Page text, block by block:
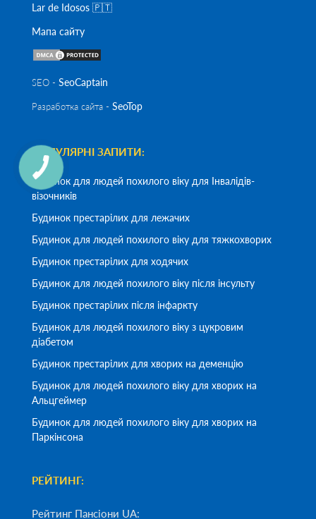
Lar de Idosos 🇵🇹
Мапа сайту
SEO - SeoСaptain
Разработка сайта - SeoTop
ПОПУЛЯРНІ ЗАПИТИ:
Будинок для людей похилого віку для Інвалідів-
візочників
Будинок престарілих для лежачих
Будинок для людей похилого віку для тяжкохворих
Будинок престарілих для ходячих
Будинок для людей похилого віку після інсульту
Будинок престарілих після інфаркту
Будинок для людей похилого віку з цукровим
діабетом
Будинок престарілих для хворих на деменцію
Будинок для людей похилого віку для хворих на
Альцгеймер
Будинок для людей похилого віку для хворих на
Паркінсона
РЕЙТИНГ:
Рейтинг Пансіони UA: